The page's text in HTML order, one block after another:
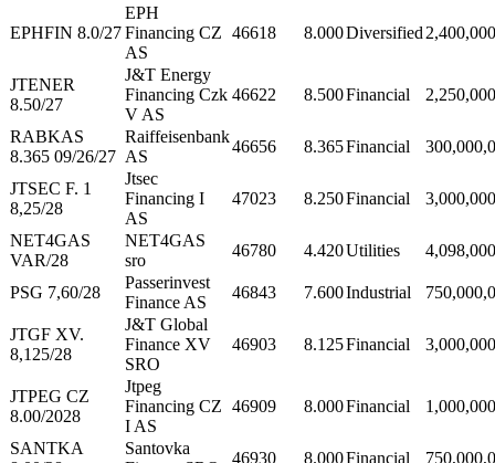
EPHFIN 8.0/27
EPH
Financing CZ
AS
46618 8.000Diversified
JTENER
8.50/27
J&T Energy
Financing Czk
V AS
46622 8.500Financial
RABKAS
8.365 09/26/27
Raiffeisenbank
AS
46656 8.365Financial
JTSEC F. 1
8,25/28
Jtsec
Financing I
AS
47023 8.250Financial
NET4GAS
VAR/28
NET4GAS
sro
46780 4.420Utilities
PSG 7,60/28
Passerinvest
Finance AS
46843 7.600Industrial
JTGF XV.
8,125/28
J&T Global
Finance XV
SRO
46903 8.125Financial
JTPEG CZ
8.00/2028
Jtpeg
Financing CZ
I AS
46909 8.000Financial
SANTKA
Santovka
46930 8.000Financial